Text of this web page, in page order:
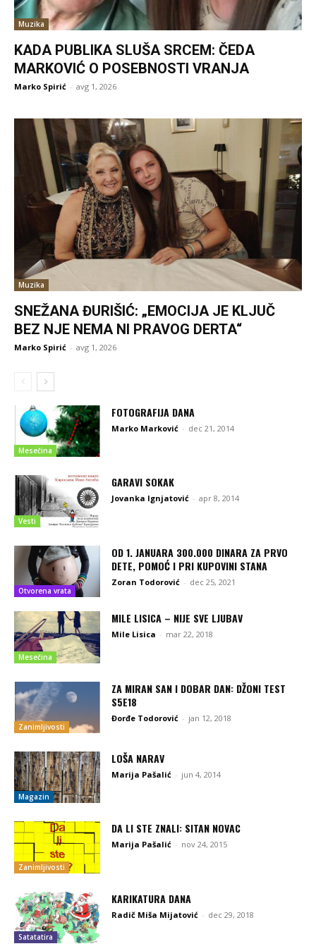
Muzika
KADA PUBLIKA SLUŠA SRCEM: ČEDA
MARKOVIĆ O POSEBNOSTI VRANJA
Marko Spirić - avg 1, 2026
Muzika
SNEŽANA ĐURIŠIĆ: „EMOCIJA JE KLJUČ
BEZ NJE NEMA NI PRAVOG DERTA“
Marko Spirić - avg 1, 2026
Mesečina
FOTOGRAFIJA DANA
Marko Marković - dec 21, 2014
Vesti
GARAVI SOKAK
Jovanka Ignjatović - apr 8, 2014
Otvorena vrata
OD 1. JANUARA 300.000 DINARA ZA PRVO
DETE, POMOĆ I PRI KUPOVINI STANA
Zoran Todorović - dec 25, 2021
Mesečina
MILE LISICA – NIJE SVE LJUBAV
Mile Lisica - mar 22, 2018
Zanimljivosti
ZA MIRAN SAN I DOBAR DAN: DŽONI TEST
S5E18
Đorđe Todorović - jan 12, 2018
Magazin
LOŠA NARAV
Marija Pašalić - jun 4, 2014
Zanimljivosti
DA LI STE ZNALI: SITAN NOVAC
Marija Pašalić - nov 24, 2015
Satatatira
KARIKATURA DANA
Radič Miša Mijatović - dec 29, 2018